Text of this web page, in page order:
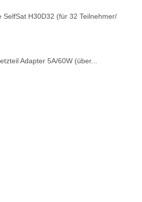
SelfSat H30D32 (für 32 Teilnehmer/